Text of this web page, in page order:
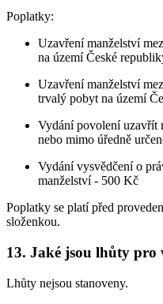
Poplatky:
Uzavření manželství
na území České
Uzavření manželství
trvalý pobyt na území
Vydání povolení uzavřít
nebo mimo úředně
Vydání vysvědčení o
manželství - 500 Kč
Poplatky se platí před
složenkou.
13. Jaké jsou lhůty pro
Lhůty nejsou stanoveny.